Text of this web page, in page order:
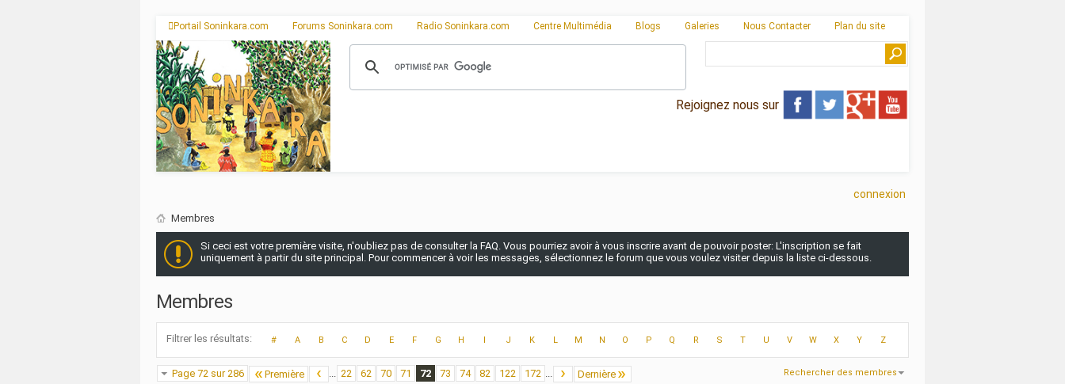
Portail Soninkara.com Forums Soninkara.com Radio Soninkara.com Centre Multimédia Blogs Galeries Nous Contacter Plan du site
Rejoignez nous sur
connexion
Membres
Si ceci est votre première visite, n'oubliez pas de consulter la FAQ. Vous pourriez avoir à vous inscrire avant de pouvoir poster: L'inscription se fait
uniquement à partir du site principal. Pour commencer à voir les messages, sélectionnez le forum que vous voulez visiter depuis la liste ci-dessous.
Membres
Filtrer les résultats # A B C D E F G H I J K L M N O P Q R S T U V W X Y Z
Page 72 sur 286 Première ... 22 62 70 71 72 73 74 82 122 172 ... Dernière Rechercher des membres